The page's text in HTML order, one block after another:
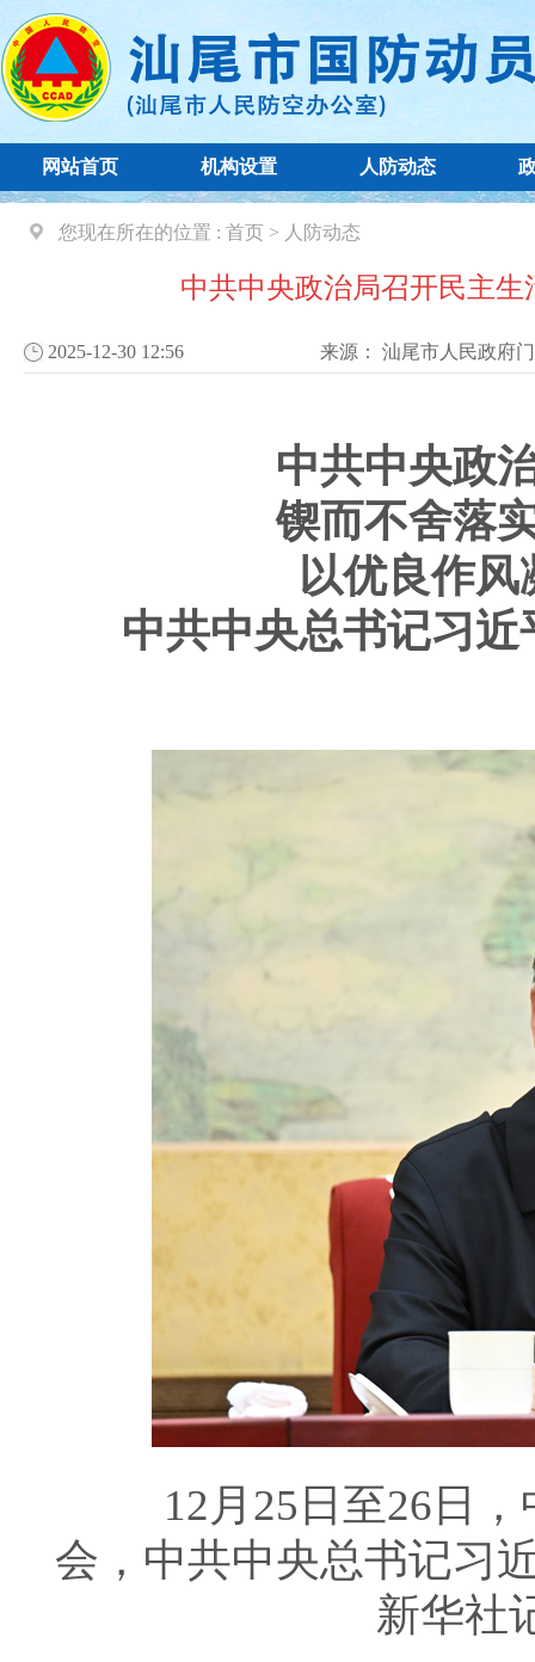
网站首页 机构设置 人防动态
您现在所在的位置 : 首页 > 人防动态
中共中央政治局召开民主
2025-12-30 12:56 来源： 汕尾市人民政府
中共中央政治
锲而不舍落
以优良作
中共中央总书记习
12月25日至26日，
会，中共中央总书记习
新华社